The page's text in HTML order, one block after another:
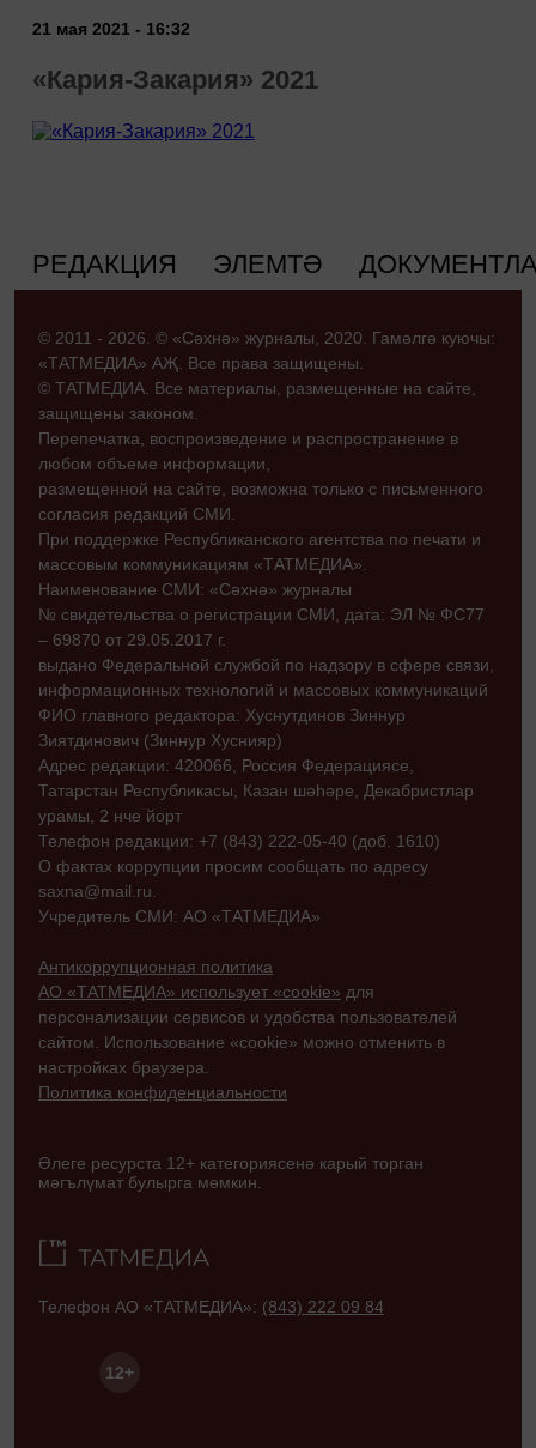
21 мая 2021 - 16:32
«Кария-Закария» 2021
РЕДАКЦИЯ ЭЛЕМТӘ
© 2011 - 2026. © «Сәхнә» журналы, 2020. Гамәлгә куючы:
«ТАТМЕДИА» АҖ. Все права защищены.
© ТАТМЕДИА. Все материалы, размещенные на сайте,
защищены законом.
Перепечатка, воспроизведение и распространение в
любом объеме информации,
размещенной на сайте, возможна только с письменного
согласия редакций СМИ.
При поддержке Республиканского агентства по печати и
массовым коммуникациям «ТАТМЕДИА».
Наименование СМИ: «Сәхнә» журналы
№ свидетельства о регистрации СМИ, дата: ЭЛ № ФС77
– 69870 от 29.05.2017 г.
выдано Федеральной службой по надзору в сфере связи,
информационных технологий и массовых коммуникаций
ФИО главного редактора: Хуснутдинов Зиннур
Зиятдинович (Зиннур Хуснияр)
Адрес редакции: 420066, Россия Федерациясе,
Татарстан Республикасы, Казан шәһәре, Декабристлар
урамы, 2 нче йорт
Телефон редакции: +7 (843) 222-05-40 (доб. 1610)
О фактах коррупции просим сообщать по адресу
saxna@mail.ru.
Учредитель СМИ: АО «ТАТМЕДИА»
Антикоррупционная политика
АО «ТАТМЕДИА» использует «cookie» для
персонализации сервисов и удобства пользователей
сайтом. Использование «cookie» можно отменить в
настройках браузера.
Политика конфиденциальности
Әлеге ресурста 12+ категориясенә карый торган
мәгълүмат булырга мөмкин.
Телефон АО «ТАТМЕДИА»: (843) 222 09 84
12+